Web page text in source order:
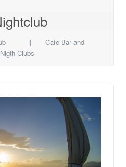
Club || Cafe Bar and
Nigth Clubs